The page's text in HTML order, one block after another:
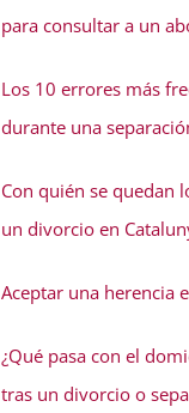
para consultar a un
Los 10 errores más
durante una
Con quién se quedan
un divorcio en
Aceptar una herencia
¿Qué pasa con el
tras un divorcio o